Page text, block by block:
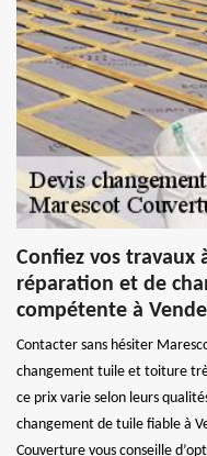
Confiez vos travaux
réparation et de
compétente à
Contacter sans hésiter
changement tuile et toiture
ce prix varie selon leurs
changement de tuile fiable à
Couverture vous conseille